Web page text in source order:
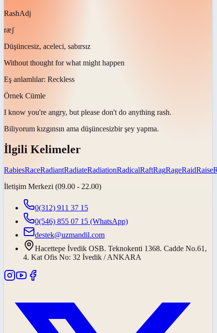
RashAdj
ræʃ
Düşüncesiz, aceleci, sabırsız
Without thought for what might happen
Eş anlamlılar: Reckless
Örnek Cümle
I know you're angry, but please don't do anything rash.
Biliyorum kızgınsın ama düşüncesizbir şey yapma.
İlgili Kelimeler
RabiesRaceRadiantRadiateRadiationRadicalRaftRagRageRaidRaise
İletişim Merkezi (09.00 - 22.00)
0(312) 911 37 15
0(546) 855 07 15 (WhatsApp)
destek@uzmandil.com
Hacettepe İvedik OSB. Teknokenti 1368. Cadde No.61,
4. Kat Ofis No: 32 İvedik / ANKARA